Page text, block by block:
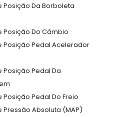
Posição Da Borboleta
Posição Do Câmbio
Posição Pedal Acelerador
Posição Pedal Da
Posição Pedal Do Freio
Pressão Absoluta (MAP)